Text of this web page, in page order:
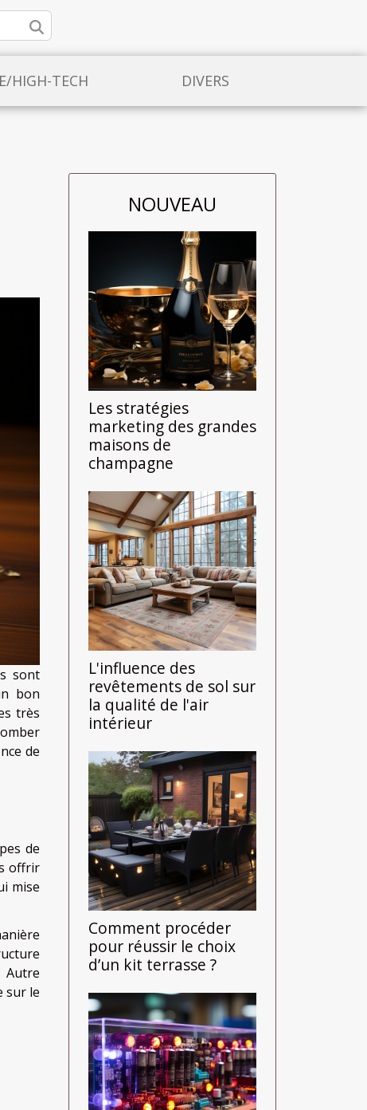
HIGH-TECH DIVERS
sont
bon
très
de
de
offrir
mise
Autre
sur le
NOUVEAU
Les stratégies
marketing des grandes
maisons de
champagne
L'influence des
revêtements de sol sur
la qualité de l'air
intérieur
Comment procéder
pour réussir le choix
d’un kit terrasse ?